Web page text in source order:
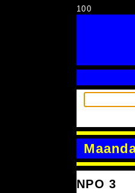
100
NPO 3